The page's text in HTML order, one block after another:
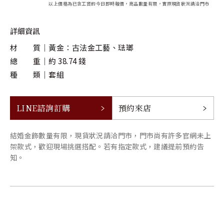
以上價格為已含工資的今日即時報價，商品數量有限，實際現貨狀況請洽門市
詳細資訊
材 質
黃金：古法金工藝、琺瑯
總 重
約 38.74 錢
種 類
套組
LINE諮詢訂購 預約來店
結婚金飾數量有限，現貨狀況請洽門市，門市尚有許多官網未上
架款式，歡迎現場挑選搭配。若有指定款式，建議提前預約告
知。